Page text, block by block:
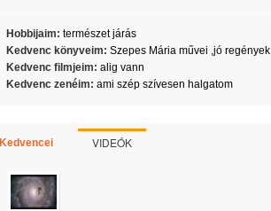
Hobbijaim: természet járás
Kedvenc könyveim: Szepes Mária művei ,jó regények
Kedvenc filmjeim: alig vann
Kedvenc zenéim: ami szép szívesen halgatom
Kedvencei VIDEÓK